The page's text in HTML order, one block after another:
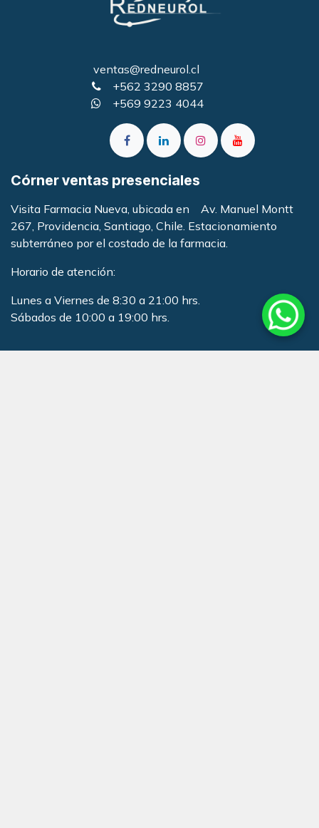
ventas@redneurol.cl
+562 3290 8857
+569 9223 4044
Córner ventas presenciales
Visita Farmacia Nueva, ubicada en Av. Manuel Montt
267, Providencia, Santiago, Chile. Estacionamiento
subterráneo por el costado de la farmacia.
Horario de atención:
Lunes a Viernes de 8:30 a 21:00 hrs.
Sábados de 10:00 a 19:00 hrs.